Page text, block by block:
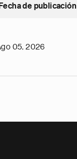
Fecha de publicación
05, 2026